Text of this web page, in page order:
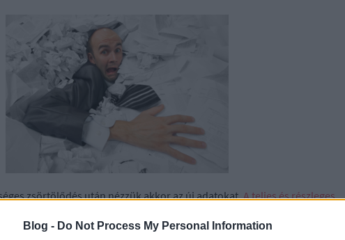
Blog - Do Not Process My Personal Information
zsörtölődés után nézzük akkor az új adatokat.A teljes és részleges
felforgatta a szokásainkat, kezdve mondjuk az online
Teams, Cisco Webex, Zoom, és hasonló alkalmazások segítségével történő
ebben biztosan történt növekedés: